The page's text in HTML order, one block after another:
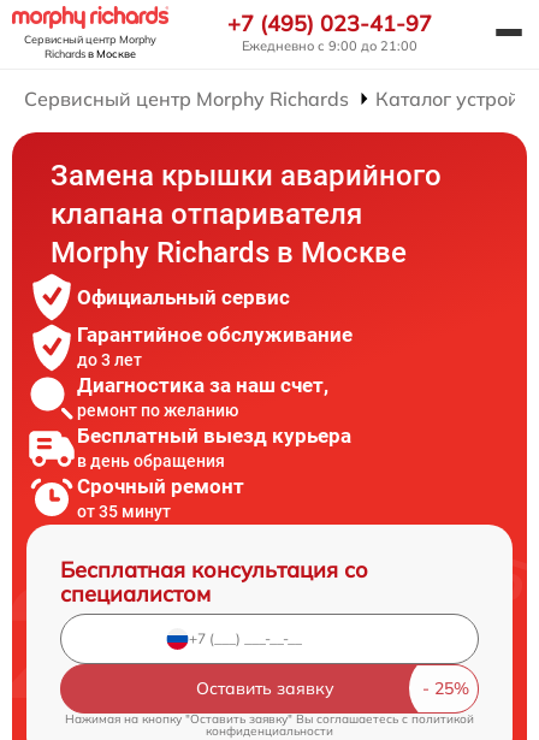
Сервисный центр Morphy
Richardsв Москве
+7 (495) 023-41-97
Ежедневно с 9:00 до 21:00
Сервисный центр Morphy Richards Каталог
Замена крышки аварийного
клапана отпаривателя
Morphy Richards в Москве
Официальный сервис
Гарантийное обслуживание
до 3 лет
Диагностика за наш счет,
ремонт по желанию
Бесплатный выезд курьера
в день обращения
Срочный ремонт
от 35 минут
Бесплатная консультация со
специалистом
Оставить заявку
Нажимая на кнопку "Оставить заявку" Вы соглашаетесь cполитикой
конфиденциальности